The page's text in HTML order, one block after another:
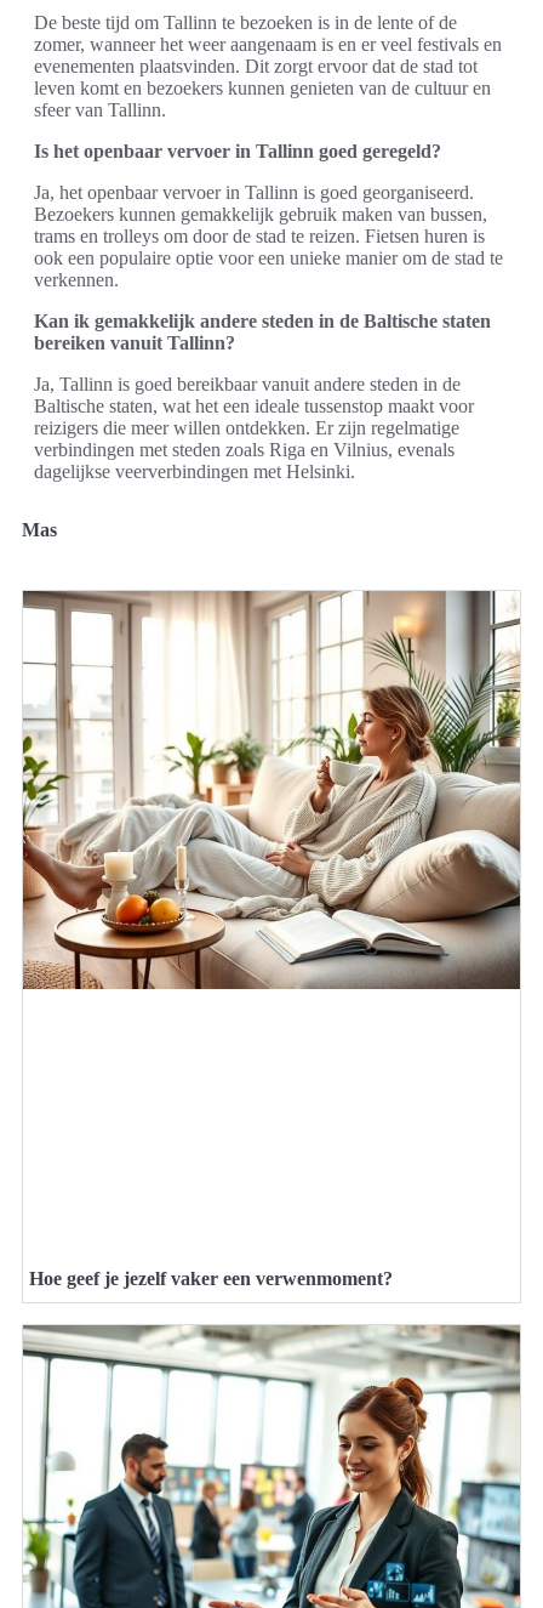
De beste tijd om Tallinn te bezoeken is in de lente of de
zomer, wanneer het weer aangenaam is en er veel festivals en
evenementen plaatsvinden. Dit zorgt ervoor dat de stad tot
leven komt en bezoekers kunnen genieten van de cultuur en
sfeer van Tallinn.
Is het openbaar vervoer in Tallinn goed geregeld?
Ja, het openbaar vervoer in Tallinn is goed georganiseerd.
Bezoekers kunnen gemakkelijk gebruik maken van bussen,
trams en trolleys om door de stad te reizen. Fietsen huren is
ook een populaire optie voor een unieke manier om de stad te
verkennen.
Kan ik gemakkelijk andere steden in de Baltische staten
bereiken vanuit Tallinn?
Ja, Tallinn is goed bereikbaar vanuit andere steden in de
Baltische staten, wat het een ideale tussenstop maakt voor
reizigers die meer willen ontdekken. Er zijn regelmatige
verbindingen met steden zoals Riga en Vilnius, evenals
dagelijkse veerverbindingen met Helsinki.
Mas
Hoe geef je jezelf vaker een verwenmoment?